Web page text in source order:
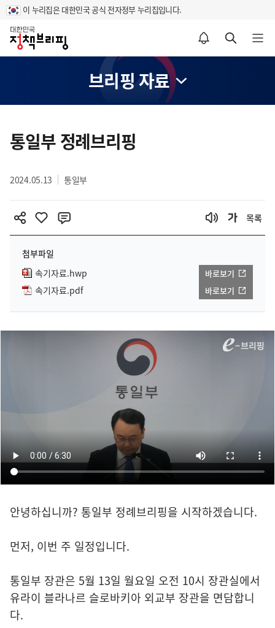
이 누리집은 대한민국 공식 전자정부 누리집입니다.
홈
알림설정 바로가기 검색 바로가기 메뉴 열기
브리핑 자료
텐
츠
역
통일부 정례브리핑
2024.05.13 통일부
목록
첨부파일
속기자료.hwp
바로보기
속기자료.pdf 바로보기
안녕하십니까? 통일부 정례브리핑을 시작하겠습니다.
먼저, 이번 주 일정입니다.
통일부 장관은 5월 13일 월요일 오전 10시 장관실에서
유라이 블라나르 슬로바키아 외교부 장관을 면담합니
다.